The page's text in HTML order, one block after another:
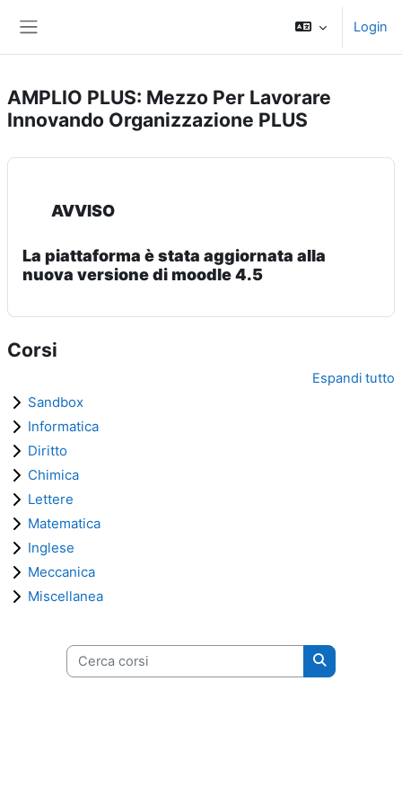
Login
AMPLIO PLUS: Mezzo Per Lavorare
Innovando Organizzazione PLUS
AVVISO
La piattaforma è stata aggiornata alla
nuova versione di moodle 4.5
Corsi
Espandi tutto
Sandbox
Informatica
Diritto
Chimica
Lettere
Matematica
Inglese
Meccanica
Miscellanea
Cerca corsi
Cerca corsi